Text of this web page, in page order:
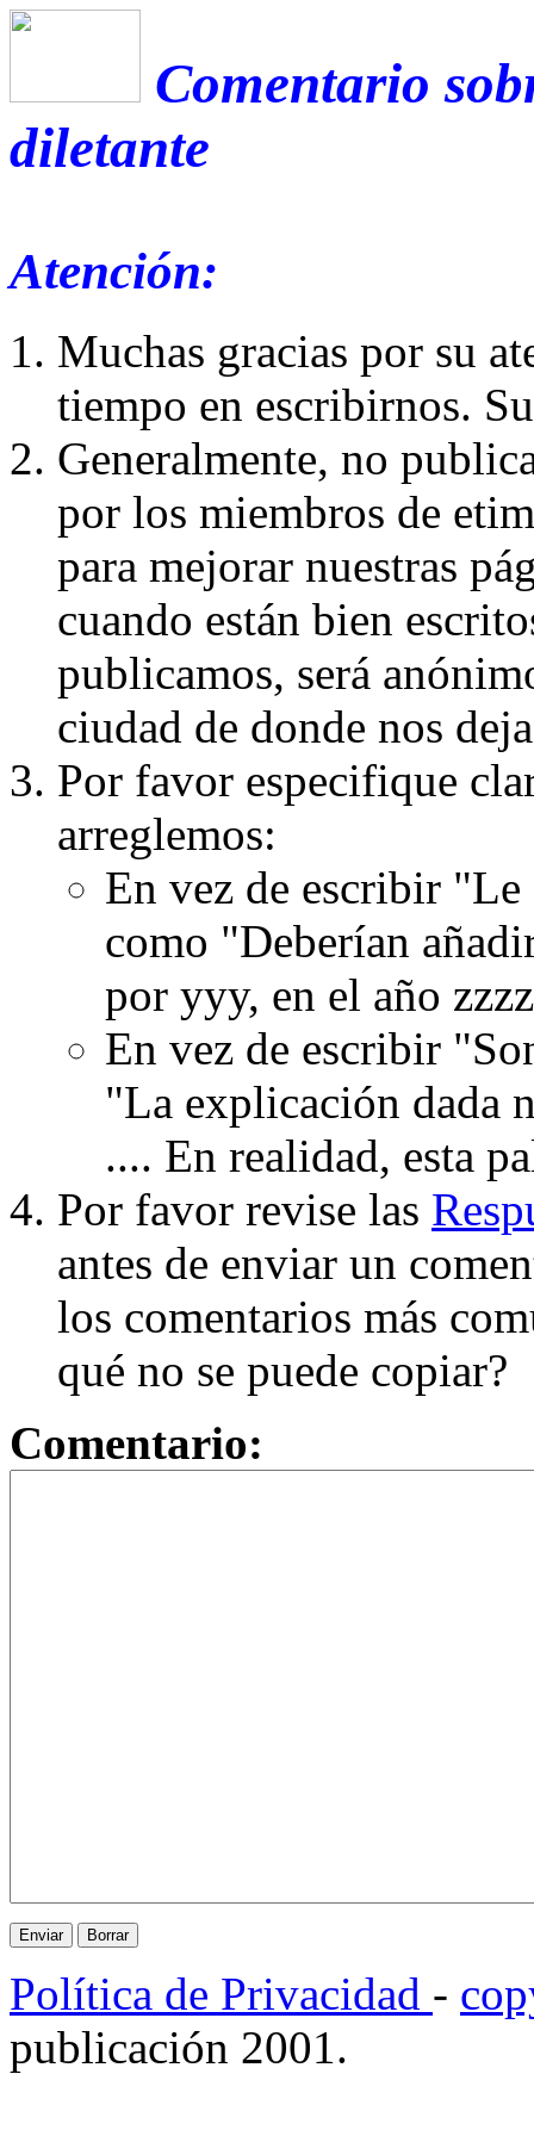
Comentario
diletante
Atención:
Muchas gracias por su
tiempo en escribirnos.
Generalmente, no
por los miembros de
para mejorar nuestras
cuando están bien
publicamos, será
ciudad de donde nos
Por favor especifique
arreglemos:
En vez de escribir
como "Deberían
por yyy, en el año
En vez de escribir
"La explicación dada
.... En realidad, esta
Por favor revise las
antes de enviar un
los comentarios más
qué no se puede copiar?
Comentario:
Política de Privacidad -
publicación 2001.